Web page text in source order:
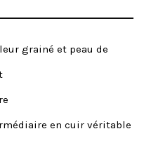
grainé et peau de
en cuir véritable